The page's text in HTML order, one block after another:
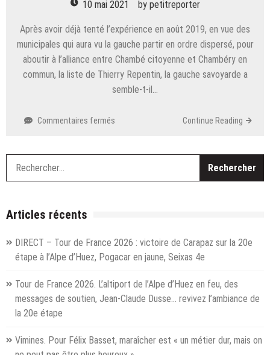
10 mai 2021 by petitreporter
Après avoir déjà tenté l’expérience en août 2019, en vue des
municipales qui aura vu la gauche partir en ordre dispersé, pour
aboutir à l’alliance entre Chambé citoyenne et Chambéry en
commun, la liste de Thierry Repentin, la gauche savoyarde a
semble-t-il…
Commentaires fermés
la
plurielle
presque
–
Continue Reading
Articles récents
DIRECT – Tour de France 2026 : victoire de Carapaz sur la 20e
étape à l’Alpe d’Huez, Pogacar en jaune, Seixas 4e
Tour de France 2026. L’altiport de l’Alpe d’Huez en feu, des
messages de soutien, Jean-Claude Dusse… revivez l’ambiance de
la 20e étape
Vimines. Pour Félix Basset, maraîcher est « un métier dur, mais on